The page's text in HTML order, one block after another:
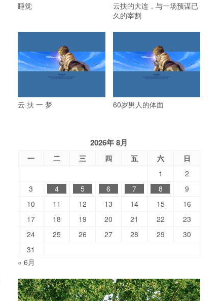
睡觉
云扶的大连，与一场预谋已
久的宰割
云 扶 一 梦 60岁男人的体面
2026年 8月
一 二 三 四 五 六
日
1
2
3
4 5 6 7 8
9
10
11 12 13 14 15
16
17
18 19 20 21 22
23
24
25 26 27 28 29
30
31
« 6月